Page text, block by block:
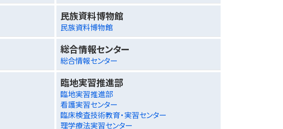
民族資料博物館
民族資料博物館
総合情報センター
総合情報センター
臨地実習推進部
臨地実習推進部
看護実習センター
臨床検査技術教育・実習センター
理学療法実習センター